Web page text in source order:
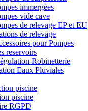
immergées
vide cave
de relevage EP et EU
de relevage
pour Pompes
reservoirs
Robinetterie
Eaux Pluviales
piscine
piscine
RGPD